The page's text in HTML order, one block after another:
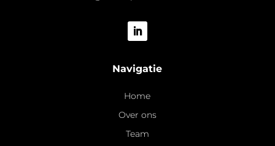
Navigatie
Home
Over ons
Team